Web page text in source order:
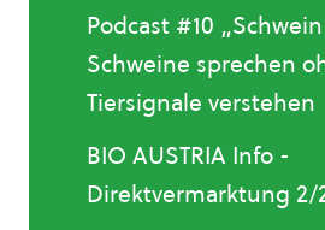
Podcast #10
Schweine sprechen
Tiersignale verstehen
BIO AUSTRIA Info -
Direktvermarktung 2/